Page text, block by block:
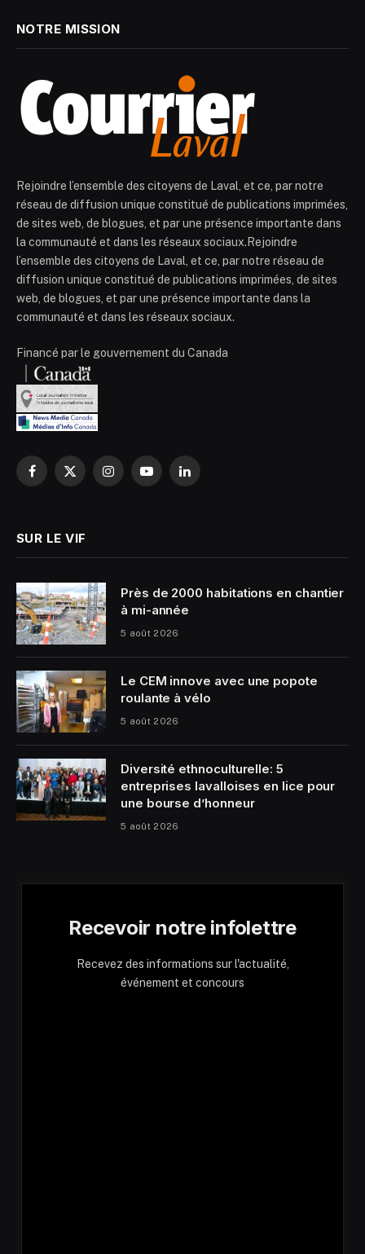
NOTRE MISSION
Rejoindre l’ensemble des citoyens de Laval, et ce, par notre
réseau de diffusion unique constitué de publications imprimées,
de sites web, de blogues, et par une présence importante dans
la communauté et dans les réseaux sociaux.Rejoindre
l’ensemble des citoyens de Laval, et ce, par notre réseau de
diffusion unique constitué de publications imprimées, de sites
web, de blogues, et par une présence importante dans la
communauté et dans les réseaux sociaux.
Financé par le gouvernement du Canada
Facebook
X
InstagramYouTubeLinkedIn
SUR LE VIF
Près de 2000 habitations en chantier
à mi-année
5 août 2026
Le CEM innove avec une popote
roulante à vélo
5 août 2026
Diversité ethnoculturelle: 5
entreprises lavalloises en lice pour
une bourse d’honneur
5 août 2026
Recevoir notre infolettre
Recevez des informations sur l'actualité,
événement et concours